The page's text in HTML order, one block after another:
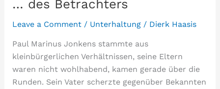
… des Betrachters
Leave a Comment / Unterhaltung/ Dierk Haasis
Paul Marinus Jonkens stammte aus
kleinbürgerlichen Verhältnissen, seine Eltern
waren nicht wohlhabend, kamen gerade über die
Runden. Sein Vater scherzte gegenüber Bekannten